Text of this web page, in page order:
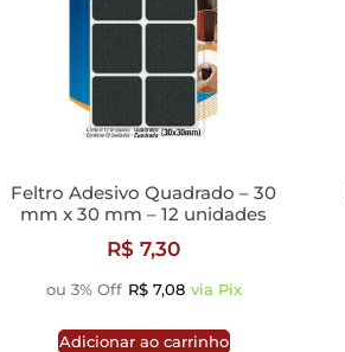
Feltro Adesivo Quadrado – 30
mm x 30 mm – 12 unidades
R$ 7,30
ou 3% Off R$7,08 via Pix
Adicionar ao carrinho